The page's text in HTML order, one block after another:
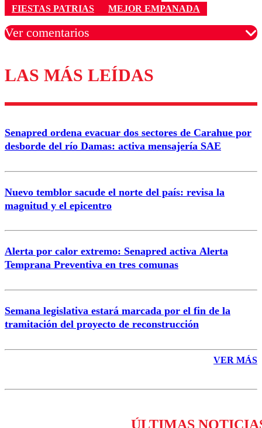
FIESTAS PATRIAS
MEJOR EMPANADA
Ver comentarios
Los comentarios son moderados para garantizar un
diálogo respetuoso.
Correo
LAS MÁS LEÍDAS
Senapred ordena evacuar dos sectores de Carahue por
desborde del río Damas: activa mensajería SAE
Nuevo temblor sacude el norte del país: revisa la
magnitud y el epicentro
Alerta por calor extremo: Senapred activa Alerta
Temprana Preventiva en tres comunas
Semana legislativa estará marcada por el fin de la
tramitación del proyecto de reconstrucción
VER MÁS
ÚLTIMAS